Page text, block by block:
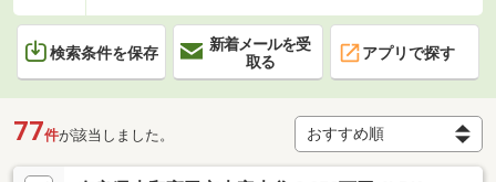
検索条件を保存
新着メールを受
取る
アプリで探す
77件が該当しました。